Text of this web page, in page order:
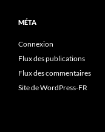
MÉTA
Connexion
Flux des publications
Flux des commentaires
Site de WordPress-FR